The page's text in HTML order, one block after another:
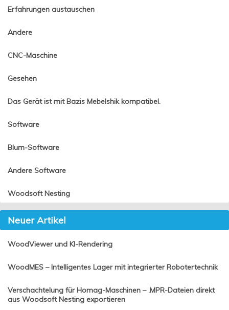
Erfahrungen austauschen
Andere
CNC-Maschine
Gesehen
Das Gerät ist mit Bazis Mebelshik kompatibel.
Software
Blum-Software
Andere Software
Woodsoft Nesting
Neuer Artikel
WoodViewer und KI-Rendering
WoodMES – Intelligentes Lager mit integrierter Robotertechnik
Verschachtelung für Homag-Maschinen – .MPR-Dateien direkt
aus Woodsoft Nesting exportieren